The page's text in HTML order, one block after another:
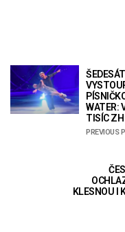
WATER:
TISÍC
PREVIOUS
KLESNOU I